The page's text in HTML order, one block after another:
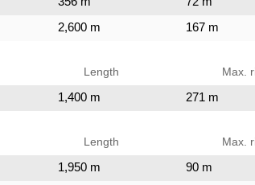
2,600 m 167 m
Length Max.
1,400 m 271 m
Length Max.
1,950 m 90 m